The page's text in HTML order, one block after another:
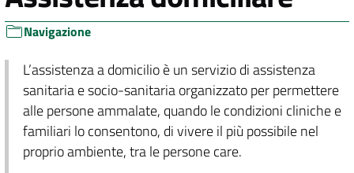
Navigazione
L’assistenza a domicilio è un servizio di assistenza
sanitaria e socio-sanitaria organizzato per permettere
alle persone ammalate, quando le condizioni cliniche e
familiari lo consentono, di vivere il più possibile nel
proprio ambiente, tra le persone care.